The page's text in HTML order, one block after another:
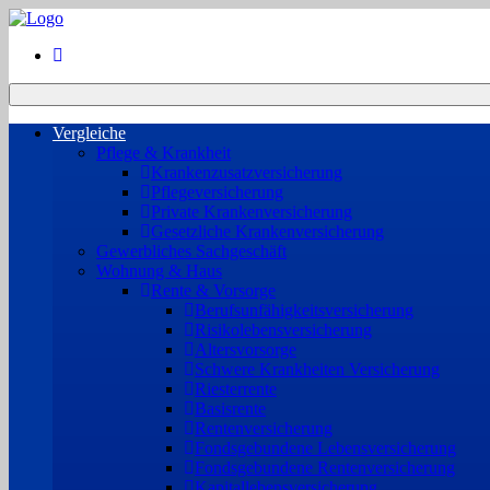
Vergleiche
Pflege & Krankheit
Krankenzusatzversicherung
Pflegeversicherung
Private Krankenversicherung
Gesetzliche Krankenversicherung
Gewerbliches Sachgeschäft
Wohnung & Haus
Rente & Vorsorge
Berufs­unfähigkeitsversicherung
Risikolebensversicherung
Altersvorsorge
Schwere Krankheiten Versicherung
Riesterrente
Basisrente
Rentenversicherung
Fondsgebundene Lebensversicherung
Fondsgebundene Rentenversicherung